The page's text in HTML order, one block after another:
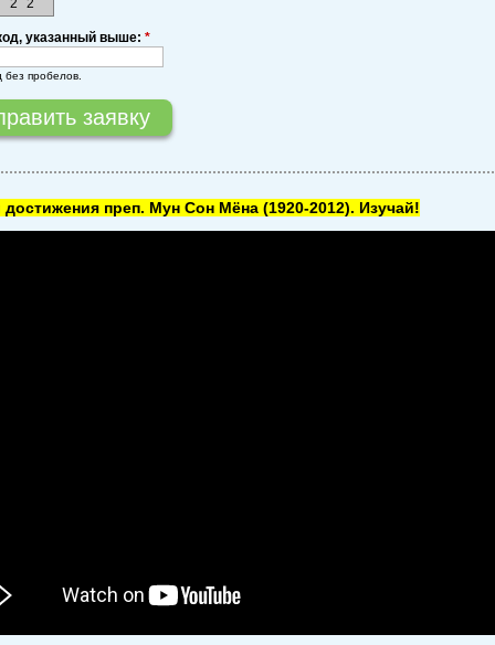
2 2
указанный выше: *
без пробелов.
преп. Мун Сон Мёна (1920-2012). Изучай!